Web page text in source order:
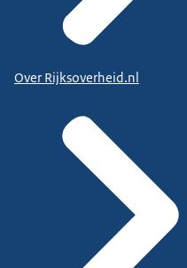
Over Rijksoverheid.nl